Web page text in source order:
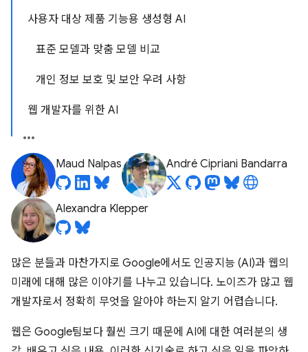
사용자 대상 제품 기능용 생성형 AI
표준 모델과 맞춤 모델 비교
개인 정보 보호 및 보안 우려 사항
웹 개발자를 위한 AI
Maud Nalpas André Cipriani Bandarra
Alexandra Klepper
많은 분들과 마찬가지로 Google에서도 인공지능 (AI)과 웹의
미래에 대해 많은 이야기를 나누고 있습니다. 노이즈가 많고 웹
개발자로서 정확히 무엇을 알아야 하는지 알기 어렵습니다.
웹은 Google팀보다 훨씬 크기 때문에 AI에 대한 여러분의 생